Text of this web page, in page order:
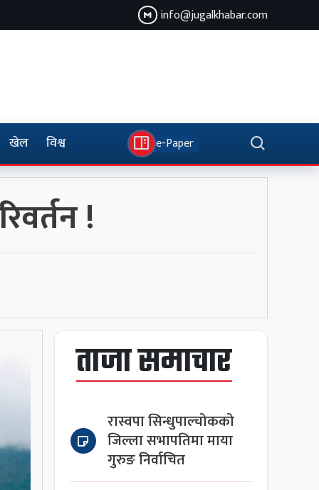
info@jugalkhabar.com
खेल विश्व e-Paper
!
ताजा समाचार
रास्वपा सिन्धुपाल्चोकको
जिल्ला सभापतिमा माया
गुरुङ निर्वाचित